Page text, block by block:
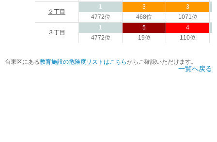
２丁目
1
4772位
3
468位
3
1071位
３丁目
1
4772位
5
19位
4
110位
台東区にある教育施設の危険度リストはこちらからご確認いただけます。
一覧へ戻る